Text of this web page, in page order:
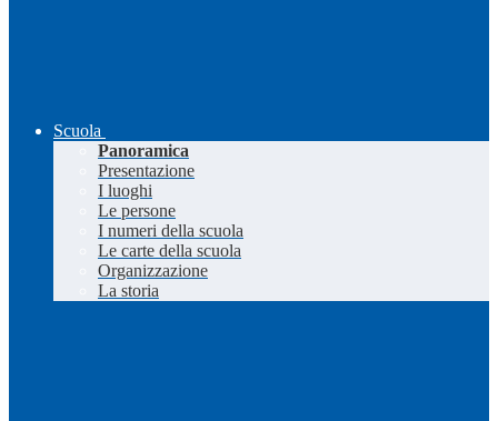
Scuola
Panoramica
Presentazione
I luoghi
Le persone
I numeri della scuola
Le carte della scuola
Organizzazione
La storia